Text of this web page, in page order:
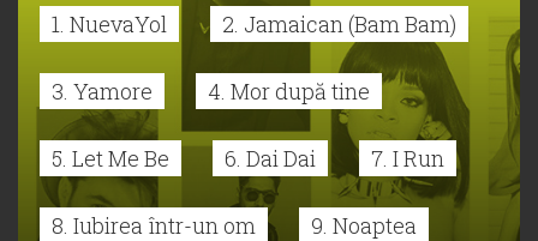
1. NuevaYol 2. Jamaican (Bam Bam)
3. Yamore 4. Mor după tine
5. Let Me Be 6. Dai Dai 7. I Run
8. Iubirea într-un om 9. Noaptea